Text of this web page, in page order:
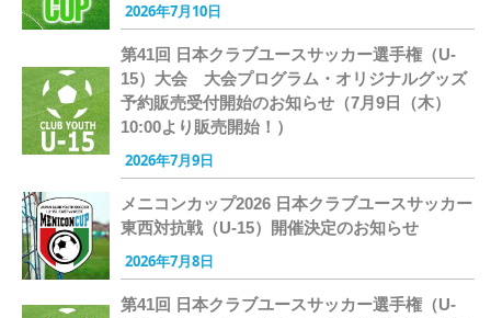
2026年7月10日
第41回 日本クラブユースサッカー選手権（U-
15）大会 大会プログラム・オリジナルグッズ
予約販売受付開始のお知らせ（7月9日（木）
10:00より販売開始！）
2026年7月9日
メニコンカップ2026 日本クラブユースサッカー
東西対抗戦（U-15）開催決定のお知らせ
2026年7月8日
第41回 日本クラブユースサッカー選手権（U-